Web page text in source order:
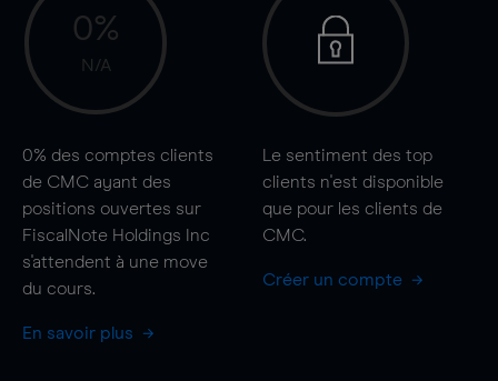
0%
N/A
0% des comptes clients
de CMC ayant des
positions ouvertes sur
FiscalNote Holdings Inc
s'attendent à une move
du cours.
En savoir plus
Le sentiment des top
clients n'est disponible
que pour les clients de
CMC.
Créer un compte